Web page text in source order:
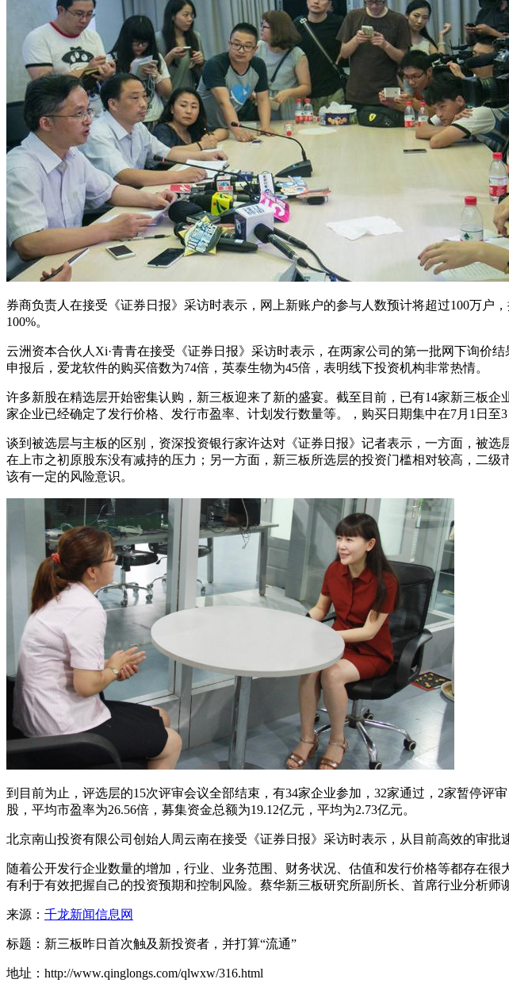
券商负责人在接受《证券日报》采访时表示，网上新账户的参与人数预计将超过100万户
100%。
云洲资本合伙人Xi·青青在接受《证券日报》采访时表示，在两家公司的第一批网下询价
申报后，爱龙软件的购买倍数为74倍，英泰生物为45倍，表明线下投资机构非常热情。
许多新股在精选层开始密集认购，新三板迎来了新的盛宴。截至目前，已有14家新三板
家企业已经确定了发行价格、发行市盈率、计划发行数量等。，购买日期集中在7月1日至3
谈到被选层与主板的区别，资深投资银行家许达对《证券日报》记者表示，一方面，被
在上市之初原股东没有减持的压力；另一方面，新三板所选层的投资门槛相对较高，二
该有一定的风险意识。
到目前为止，评选层的15次评审会议全部结束，有34家企业参加，32家通过，2家暂停
股，平均市盈率为26.56倍，募集资金总额为19.12亿元，平均为2.73亿元。
北京南山投资有限公司创始人周云南在接受《证券日报》采访时表示，从目前高效的审批
随着公开发行企业数量的增加，行业、业务范围、财务状况、估值和发行价格等都存在
有利于有效把握自己的投资预期和控制风险。蔡华新三板研究所副所长、首席行业分析师
来源： 千龙新闻信息网
标题：新三板昨日首次触及新投资者，并打算“流通”
地址：http://www.qinglongs.com/qlwxw/316.html